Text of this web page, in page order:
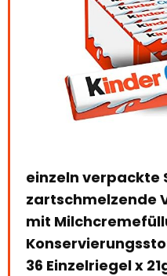
einzeln verpackte
zartschmelzende
mit
36 Einzelriegel x